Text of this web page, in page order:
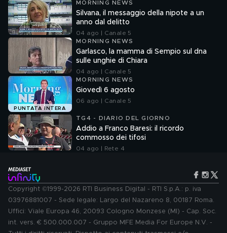
MORNING NEWS
Silvana, il messaggio della nipote a un
anno dal delitto
04 ago | Canale 5
MORNING NEWS
Garlasco, la mamma di Sempio sul dna
sulle unghie di Chiara
04 ago | Canale 5
PUNTATA INTERA
MORNING NEWS
Giovedì 6 agosto
06 ago | Canale 5
TG4 - DIARIO DEL GIORNO
Addio a Franco Baresi: il ricordo
commosso dei tifosi
04 ago | Rete 4
Copyright ©1999-2026 RTI Business Digital - RTI S.p.A.: p. iva
03976881007 - Sede legale: Largo del Nazareno 8, 00187 Roma.
Uffici: Viale Europa 46, 20093 Cologno Monzese (MI) - Cap. Soc.
int. vers. € 500.000.007 - Gruppo MFE Media For Europe N.V. -